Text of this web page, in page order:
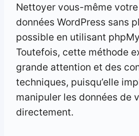
Nettoyer vous-même
données WordPress sans
possible en utilisant
Toutefois, cette méthode
grande attention et des
techniques, puisqu’elle
manipuler les données de
directement.